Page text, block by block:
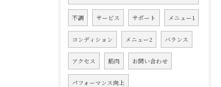
不調 サービス サポート メニュー1
コンディション メニュー2 バランス
アクセス 筋肉 お問い合わせ
パフォーマンス向上